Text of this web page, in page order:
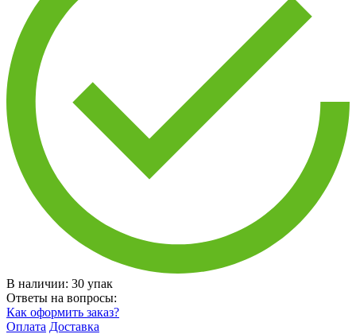
В наличии: 30 упак
Ответы на вопросы:
Как оформить заказ?
Оплата Доставка